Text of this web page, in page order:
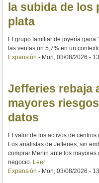
la subida de
plata
El grupo familiar de joyería gana
las ventas un 5,7% en un
Expansión - Mon, 03/08/2026 -
Jefferies rebaja
mayores
datos
El valor de los activos de
Los analistas de Jefferies, sin
comprar Merlin ante los
negocio. Leer
Expansión - Mon, 03/08/2026 -